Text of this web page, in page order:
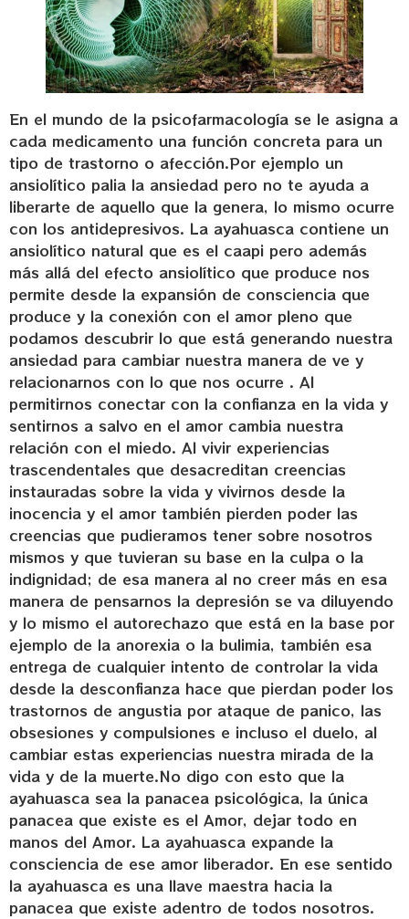
En el mundo de la psicofarmacología se le asigna a
cada medicamento una función concreta para un
tipo de trastorno o afección.Por ejemplo un
ansiolítico palia la ansiedad pero no te ayuda a
liberarte de aquello que la genera, lo mismo ocurre
con los antidepresivos. La ayahuasca contiene un
ansiolítico natural que es el caapi pero además
más allá del efecto ansiolítico que produce nos
permite desde la expansión de consciencia que
produce y la conexión con el amor pleno que
podamos descubrir lo que está generando nuestra
ansiedad para cambiar nuestra manera de ve y
relacionarnos con lo que nos ocurre . Al
permitirnos conectar con la confianza en la vida y
sentirnos a salvo en el amor cambia nuestra
relación con el miedo. Al vivir experiencias
trascendentales que desacreditan creencias
instauradas sobre la vida y vivirnos desde la
inocencia y el amor también pierden poder las
creencias que pudieramos tener sobre nosotros
mismos y que tuvieran su base en la culpa o la
indignidad; de esa manera al no creer más en esa
manera de pensarnos la depresión se va diluyendo
y lo mismo el autorechazo que está en la base por
ejemplo de la anorexia o la bulimia, también esa
entrega de cualquier intento de controlar la vida
desde la desconfianza hace que pierdan poder los
trastornos de angustia por ataque de panico, las
obsesiones y compulsiones e incluso el duelo, al
cambiar estas experiencias nuestra mirada de la
vida y de la muerte.No digo con esto que la
ayahuasca sea la panacea psicológica, la única
panacea que existe es el Amor, dejar todo en
manos del Amor. La ayahuasca expande la
consciencia de ese amor liberador. En ese sentido
la ayahuasca es una llave maestra hacia la
panacea que existe adentro de todos nosotros.